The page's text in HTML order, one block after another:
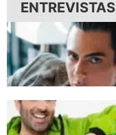
ENTREVISTAS